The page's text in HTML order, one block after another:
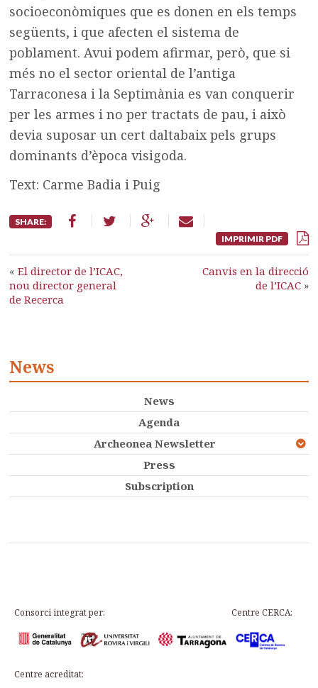
socioeconòmiques que es donen en els temps
següents, i que afecten el sistema de
poblament. Avui podem afirmar, però, que si
més no el sector oriental de l’antiga
Tarraconesa i la Septimània es van conquerir
per les armes i no per tractats de pau, i això
devia suposar un cert daltabaix pels grups
dominants d’època visigoda.
Text: Carme Badia i Puig
SHARE:
IMPRIMIR PDF
«El director de l’ICAC,
nou director general
de Recerca
Canvis en la direcció
de l’ICAC»
News
News
Agenda
Archeonea Newsletter
Press
Subscription
Consorci integrat per: Centre CERCA:
Centre acreditat: